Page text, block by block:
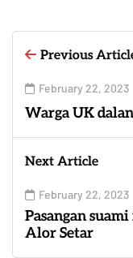
Previous
February 22, 2023
Warga UK
Next Article
February 22, 2023
Pasangan
Alor Setar